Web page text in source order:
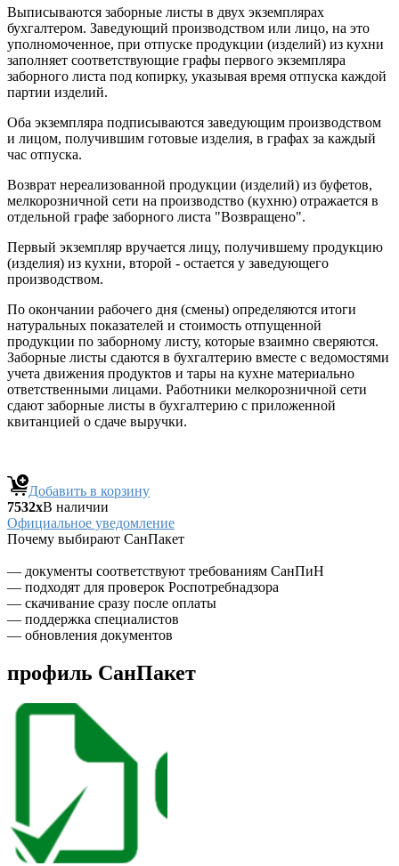
Выписываются заборные листы в двух экземплярах
бухгалтером. Заведующий производством или лицо, на это
уполномоченное, при отпуске продукции (изделий) из кухни
заполняет соответствующие графы первого экземпляра
заборного листа под копирку, указывая время отпуска каждой
партии изделий.
Оба экземпляра подписываются заведующим производством
и лицом, получившим готовые изделия, в графах за каждый
час отпуска.
Возврат нереализованной продукции (изделий) из буфетов,
мелкорозничной сети на производство (кухню) отражается в
отдельной графе заборного листа "Возвращено".
Первый экземпляр вручается лицу, получившему продукцию
(изделия) из кухни, второй - остается у заведующего
производством.
По окончании рабочего дня (смены) определяются итоги
натуральных показателей и стоимость отпущенной
продукции по заборному листу, которые взаимно сверяются.
Заборные листы сдаются в бухгалтерию вместе с ведомостями
учета движения продуктов и тары на кухне материально
ответственными лицами. Работники мелкорозничной сети
сдают заборные листы в бухгалтерию с приложенной
квитанцией о сдаче выручки.
Добавить в корзину
7532xВ наличии
Официальное уведомление
Почему выбирают СанПакет
— документы соответствуют требованиям СанПиН
— подходят для проверок Роспотребнадзора
— скачивание сразу после оплаты
— поддержка специалистов
— обновления документов
профиль СанПакет